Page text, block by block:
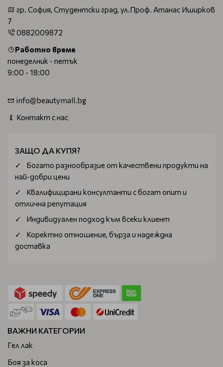
гр. София, Студентски град, ул.Проф. Атанас Иширков
7
0882009872
Работно време
понеделник - петък
9:00 - 18:00
info@beautymall.bg
Контакт с нас
ЗАЩО ДА КУПЯ?
Богатo разнообразие от качествени продукти на
най-добри цени
Квалифицирани консултанти с богат опит и
отлична репутация
Индивидуален подход към всеки клиент
Коректно отношение, бърза и надеждна
доставка
ВАЖНИ КАТЕГОРИИ
Гел лак
Боя за коса